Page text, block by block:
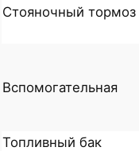
Стояночный тормоз
Вспомогательная
Топливный бак